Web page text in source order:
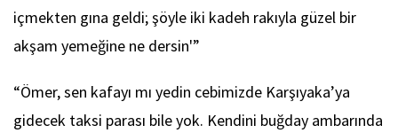
içmekten gına geldi; şöyle iki kadeh rakıyla güzel bir
akşam yemeğine ne dersin'”
“Ömer, sen kafayı mı yedin cebimizde Karşıyaka’ya
gidecek taksi parası bile yok. Kendini buğday ambarında